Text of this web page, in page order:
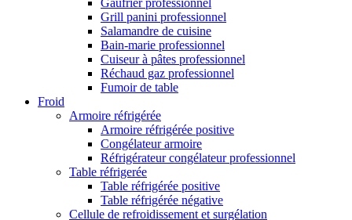
Gaufrier professionnel
Grill panini professionnel
Salamandre de cuisine
Bain-marie professionnel
Cuiseur à pâtes professionnel
Réchaud gaz professionnel
Fumoir de table
Froid
Armoire réfrigérée
Armoire réfrigérée positive
Congélateur armoire
Réfrigérateur congélateur professionnel
Table réfrigerée
Table réfrigérée positive
Table réfrigérée négative
Cellule de refroidissement et surgélation